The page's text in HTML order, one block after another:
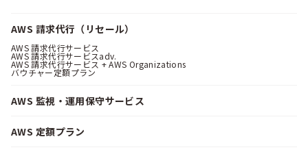
AWS 請求代行（リセール）
AWS 請求代行サービス
AWS 請求代行サービスadv.
AWS 請求代行サービス + AWS Organizations
バウチャー定額プラン
AWS 監視・運用保守サービス
AWS 定額プラン